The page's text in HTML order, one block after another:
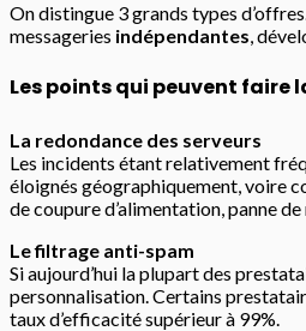
On distingue 3 grands types
messageries indépendantes,
Les points qui peuvent faire
La redondance des serveurs
Les incidents étant relativement
éloignés géographiquement, voire
de coupure d’alimentation, panne
Le filtrage anti-spam
Si aujourd’hui la plupart des
personnalisation. Certains
taux d’efficacité supérieur à 99%.